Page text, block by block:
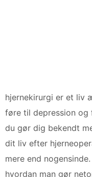
hjernekirurgi er et liv
føre til depression
du gør dig bekendt
dit liv efter
mere end
hvordan man gør